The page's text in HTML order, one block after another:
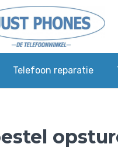
Telefoon reparatie